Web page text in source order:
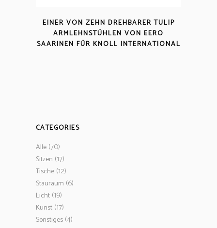
EINER VON ZEHN DREHBARER TULIP
ARMLEHNSTÜHLEN VON EERO
SAARINEN FÜR KNOLL INTERNATIONAL
CATEGORIES
Alle (70)
Sitzen (17)
Tische (12)
Stauraum (6)
Licht (19)
Kunst (17)
Sonstiges (4)